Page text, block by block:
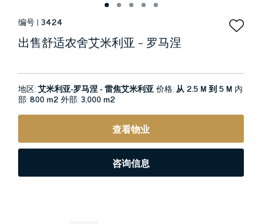
编号 | 3424
出售舒适农舍艾米利亚 - 罗马涅
地区:艾米利亚-罗马涅 - 雷焦艾米利亚价格:从 2.5 M 到 5 M 内
部:800 m2外部:3,000 m2
查看物业
咨询信息